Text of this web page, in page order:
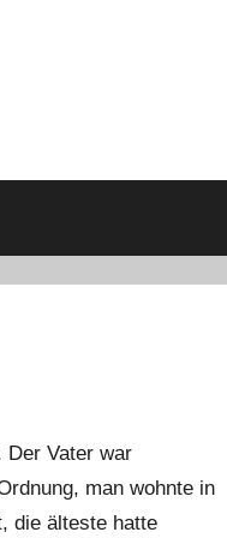
Der Vater war
man wohnte in
die älteste hatte